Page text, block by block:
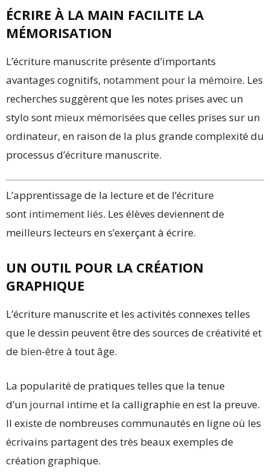
ÉCRIRE À LA MAIN FACILITE LA
MÉMORISATION
L’écriture manuscrite présente d’importants
avantages cognitifs, notamment pour la mémoire. Les
recherches suggèrent que les notes prises avec un
stylo sont mieux mémorisées que celles prises sur un
ordinateur, en raison de la plus grande complexité du
processus d’écriture manuscrite.
L’apprentissage de la lecture et de l’écriture
sont intimement liés. Les élèves deviennent de
meilleurs lecteurs en s’exerçant à écrire.
UN OUTIL POUR LA CRÉATION
GRAPHIQUE
L’écriture manuscrite et les activités connexes telles
que le dessin peuvent être des sources de créativité et
de bien-être à tout âge.
La popularité de pratiques telles que la tenue
d’un journal intime et la calligraphie en est la preuve.
Il existe de nombreuses communautés en ligne où les
écrivains partagent des très beaux exemples de
création graphique.